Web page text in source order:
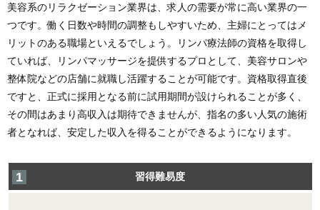
美容系のリラクゼーション業界は、求人の需要が常に高い業界の一
つです。働く日数や時間の調整もしやすいため、主婦にとってはメ
リットのある職場といえるでしょう。リンパ療法師の資格を取得し
ていれば、リンパマッサージを提供するプロとして、美容サロンや
整体院などの店舗に就職し活躍することが可能です。資格取得直後
ですと、正式に採用となる前に試用期間が設けられることが多く、
その間はあまり高収入は期待できませんが、指名の多い人気の施術
者となれば、安定した収入を得ることができるようになります。
習得難易度